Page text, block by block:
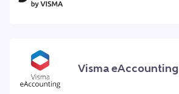
Visma eAccounting